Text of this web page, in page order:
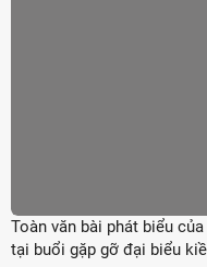
Toàn văn bài phát biểu
tại buổi gặp gỡ đại biểu